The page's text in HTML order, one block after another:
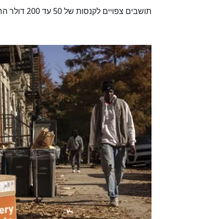
תושבים צפויים לקנסות של 50 עד 200 דולר החל מה-2 בינואר בגין אי ציות.